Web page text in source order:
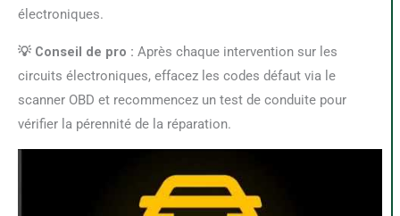
électroniques.
💡 Conseil de pro : Après chaque intervention sur les
circuits électroniques, effacez les codes défaut via le
scanner OBD et recommencez un test de conduite pour
vérifier la pérennité de la réparation.